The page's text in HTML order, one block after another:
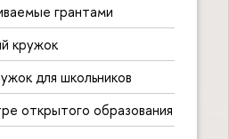
грантами
кружок
для школьников
открытого образования